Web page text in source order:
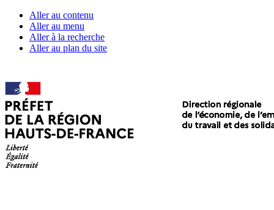
Aller au contenu
Aller au menu
Aller à la recherche
Aller au plan du site